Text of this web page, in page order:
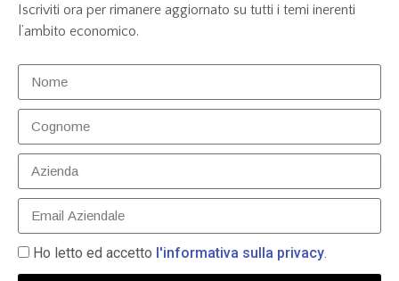
Digitalizzare la contabilità aziendale: pratico,
strategico e meno complicato di quanto pensi
30 Maggio 2025
Iscriviti ora per rimanere aggiornato su tutti i temi inerenti
l’ambito economico.
Ho letto ed accetto l'informativa sulla privacy.